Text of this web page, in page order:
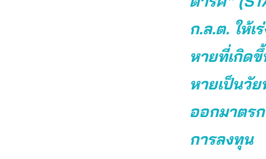
ก.ล.ต. ให้เ
หายที่เกิด
หายเป็นวั
ออกมาตรก
การลงทุน